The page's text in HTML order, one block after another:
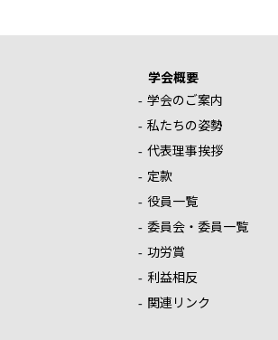
学会概要
学会のご案内
私たちの姿勢
代表理事挨拶
定款
役員一覧
委員会・委員一覧
功労賞
利益相反
関連リンク